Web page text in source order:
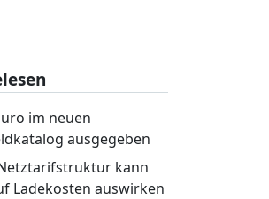
im neuen
ausgegeben
kann
Ladekosten auswirken